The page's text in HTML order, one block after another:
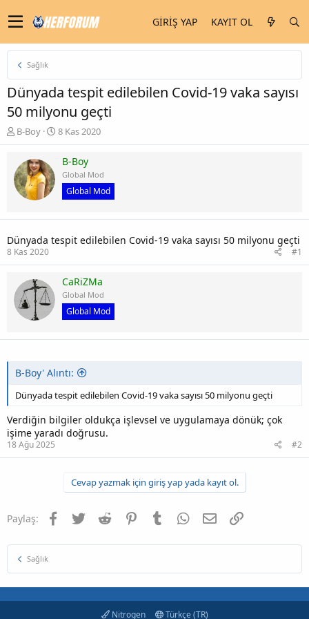
GIRIŞ YAP KAYIT OL
Sağlık
Dünyada tespit edilebilen Covid-19 vaka sayısı
50 milyonu geçti
K
o
u
y
u
a
l
a
t
n
B-Boy
B
a
ı
t
r
h
8 Kas 2020
B-Boy
Global Mod
Global Mod
Dünyada tespit edilebilen Covid-19 vaka sayısı 50 milyonu geçti
8 Kas 2020 #1
CaRiZMa
Global Mod
Global Mod
B-Boy' Alıntı:
Dünyada tespit edilebilen Covid-19 vaka sayısı 50 milyonu geçti
Verdiğin bilgiler oldukça işlevsel ve uygulamaya dönük; çok
işime yaradı doğrusu.
18 Ağu 2025 #2
Cevap yazmak için giriş yap yada kayıt ol.
Paylaş: Facebook
TwitterReddit PinterestTumblrWhatsApp
E-postaLink
Sağlık
Nitrogen Türkçe (TR)